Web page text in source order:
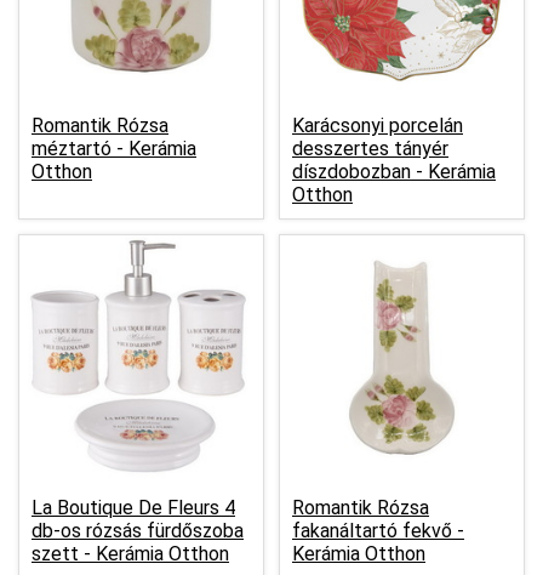
Romantik Rózsa
méztartó - Kerámia
Otthon
Karácsonyi porcelán
desszertes tányér
díszdobozban - Kerámia
Otthon
La Boutique De Fleurs 4
db-os rózsás fürdőszoba
szett - Kerámia Otthon
Romantik Rózsa
fakanáltartó fekvő -
Kerámia Otthon